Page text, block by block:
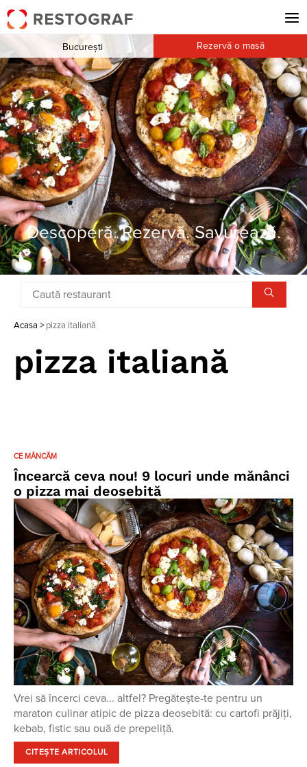
Descoperă. Rezervă. Savurează.
București Rezervă o masă
Acasa > pizza italiană
pizza italiană
CE MÂNCĂM
Încearcă ceva nou! 9 locuri unde mănânci
o pizza mai deosebită
Vrei să încerci ceva... altfel? Pregătește-te pentru un
maraton culinar atipic de pizza deosebită: cu cartofi prăjiți,
kebab, fistic sau ouă de prepeliță.
CITEȘTE ARTICOLUL